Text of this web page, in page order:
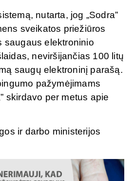
nutarta, jog „Sodra”
sveikatos priežiūros
saugaus elektroninio
neviršijančias 100 litų
saugų elektroninį parašą.
pažymėjimams
skirdavo per metus apie
ir darbo ministerijos